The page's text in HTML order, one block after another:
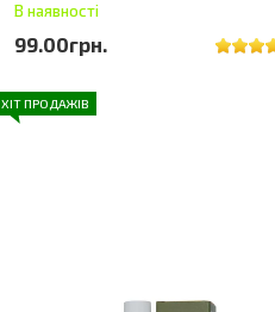
В наявності
99.00грн.
ХІТ ПРОДАЖІВ